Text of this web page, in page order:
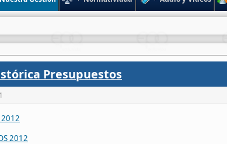
Presupuestos
2012
2012